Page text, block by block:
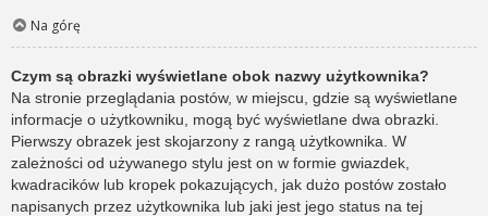
Na górę
Czym są obrazki wyświetlane obok nazwy użytkownika?
Na stronie przeglądania postów, w miejscu, gdzie są wyświetlane
informacje o użytkowniku, mogą być wyświetlane dwa obrazki.
Pierwszy obrazek jest skojarzony z rangą użytkownika. W
zależności od używanego stylu jest on w formie gwiazdek,
kwadracików lub kropek pokazujących, jak dużo postów zostało
napisanych przez użytkownika lub jaki jest jego status na tej